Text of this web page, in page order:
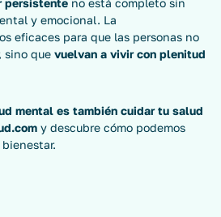
y emocional. La
eficaces para que las personas no
sino que vuelvan a vivir con plenitud
mental es también cuidar tu salud
y descubre cómo podemos